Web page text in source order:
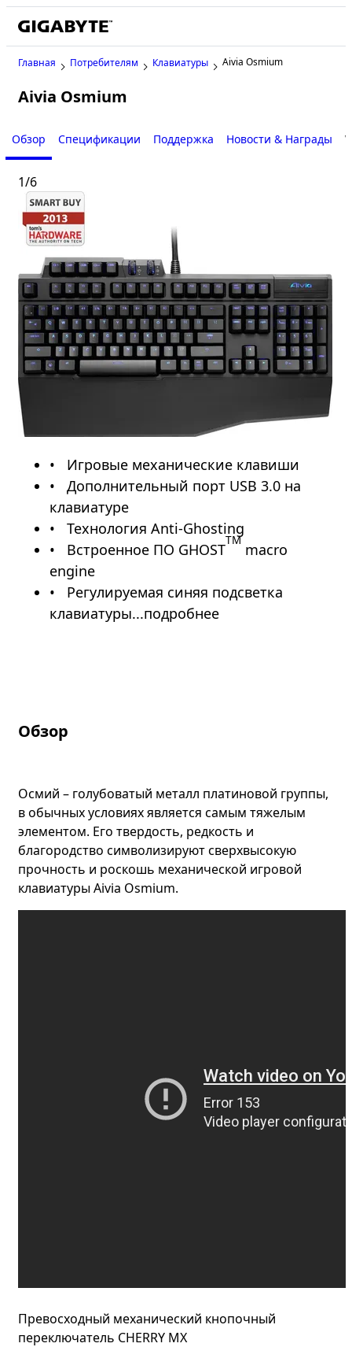
Главная Потребителям Клавиатуры Aivia Osmium
Aivia Osmium
Обзор Спецификации Поддержка Новости & Награды
1/6
Игровые механические клавиши
Дополнительный порт USB 3.0 на
клавиатуре
Технология Anti-Ghosting
Встроенное ПО GHOSTTM macro
engine
Регулируемая синяя подсветка
клавиатуры...подробнее
Обзор
Осмий – голубоватый металл платиновой группы,
в обычных условиях является самым тяжелым
элементом. Его твердость, редкость и
благородство символизируют сверхвысокую
прочность и роскошь механической игровой
клавиатуры Aivia Osmium.
Превосходный механический кнопочный
переключатель CHERRY MX